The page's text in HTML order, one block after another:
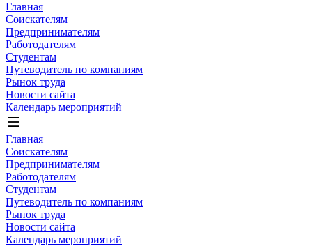
Главная
Соискателям
Предпринимателям
Работодателям
Студентам
Путеводитель по компаниям
Рынок труда
Новости сайта
Календарь мероприятий
Главная
Соискателям
Предпринимателям
Работодателям
Студентам
Путеводитель по компаниям
Рынок труда
Новости сайта
Календарь мероприятий